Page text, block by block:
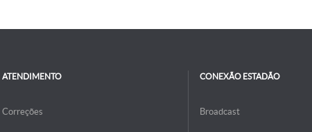
ATENDIMENTO
Correções
CONEXÃO ESTADÃO
Broadcast